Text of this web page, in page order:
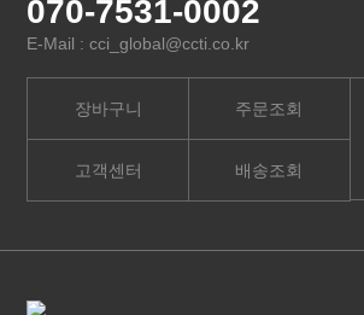
070-7531-0002
E-Mail : cci_global@ccti.co.kr
장바구니
고객센터
주문조회
배송조회